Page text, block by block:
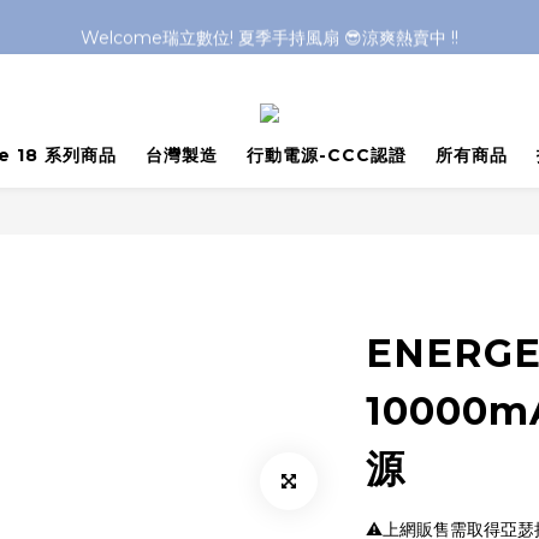
Welcome瑞立數位! 夏季手持風扇 😎涼爽熱賣中 !!
Welcome瑞立數位! 夏季手持風扇 😎涼爽熱賣中 !!
18 系列商品
台灣製造 行動電源-CCC認證 所有商品
源
⚠️上網販售需取得亞瑟